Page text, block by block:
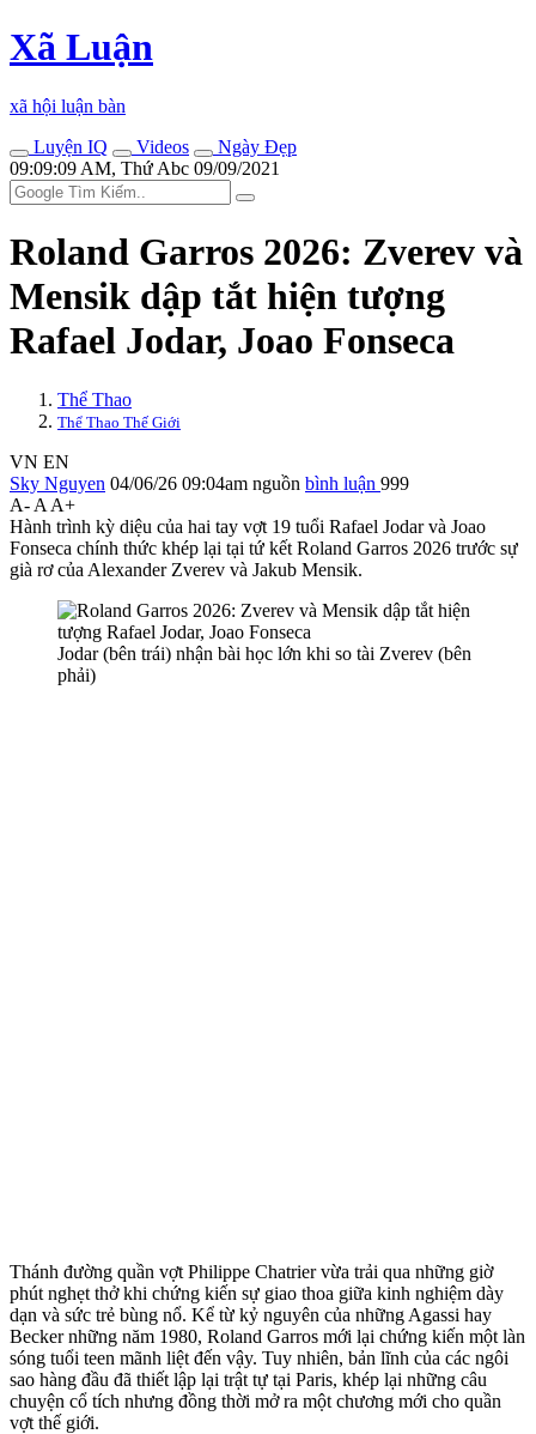
Xã Luận
xã hội luận bàn
Luyện IQ
Videos
Ngày Đẹp
09:09:09 AM, Thứ Abc 09/09/2021
Roland Garros 2026: Zverev và
Mensik dập tắt hiện tượng
Rafael Jodar, Joao Fonseca
Thể Thao
Thể Thao Thế Giới
VN EN
Sky Nguyen 04/06/26 09:04am nguồn bình luận 999
A- A A+
Hành trình kỳ diệu của hai tay vợt 19 tuổi Rafael Jodar và Joao
Fonseca chính thức khép lại tại tứ kết Roland Garros 2026 trước sự
già rơ của Alexander Zverev và Jakub Mensik.
Jodar (bên trái) nhận bài học lớn khi so tài Zverev (bên
phải)
Thánh đường quần vợt Philippe Chatrier vừa trải qua những giờ
phút nghẹt thở khi chứng kiến sự giao thoa giữa kinh nghiệm dày
dạn và sức trẻ bùng nổ. Kể từ kỷ nguyên của những Agassi hay
Becker những năm 1980, Roland Garros mới lại chứng kiến một làn
sóng tuổi teen mãnh liệt đến vậy. Tuy nhiên, bản lĩnh của các ngôi
sao hàng đầu đã thiết lập lại trật tự tại Paris, khép lại những câu
chuyện cổ tích nhưng đồng thời mở ra một chương mới cho quần
vợt thế giới.